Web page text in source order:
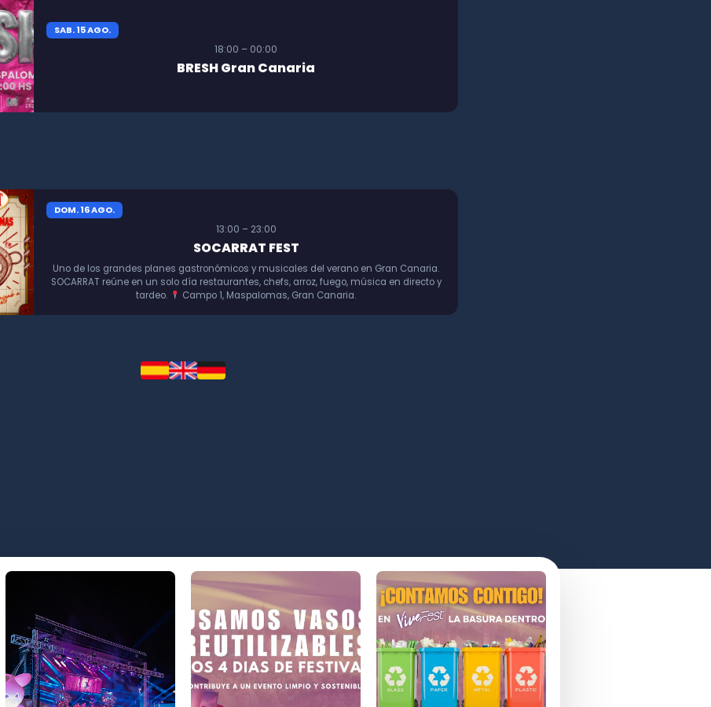
SAB. 15 AGO.
18:00 – 00:00
BRESH Gran Canaria
DOM. 16 AGO.
13:00 – 23:00
SOCARRAT FEST
Uno de los grandes planes gastronómicos y musicales del verano en Gran Canaria.
SOCARRAT reúne en un solo día restaurantes, chefs, arroz, fuego, música en directo y
tardeo.
Campo 1, Maspalomas, Gran Canaria.